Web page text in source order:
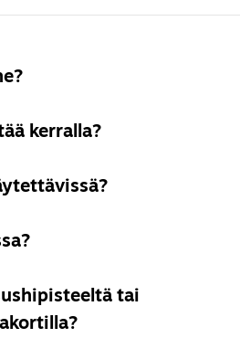
osoitteesta
kerralla?
arvon voi aina
ellei
tai